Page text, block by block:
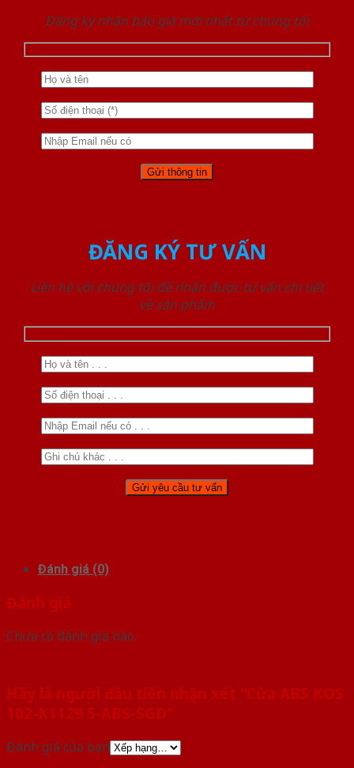
Đăng ký nhận báo giá mới nhất từ chúng tôi
ĐĂNG KÝ TƯ VẤN
Liên hệ với chúng tôi để nhận được tư vấn chi tiết
về sản phẩm
Đánh giá (0)
Đánh giá
Chưa có đánh giá nào.
Hãy là người đầu tiên nhận xét “Cửa ABS KOS
102-K1129 5-ABS-SGD”
Đánh giá của bạn